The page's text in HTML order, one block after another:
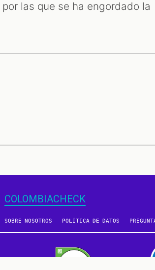
las que se ha engordado la
COLOMBIACHECK
SOBRE NOSOTROS POLÍTICA DE DATOS